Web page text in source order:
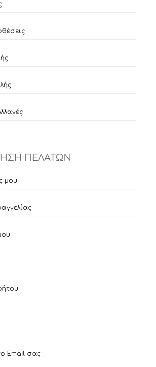
ΠΕΛΑΤΩΝ
μου
Email σας :